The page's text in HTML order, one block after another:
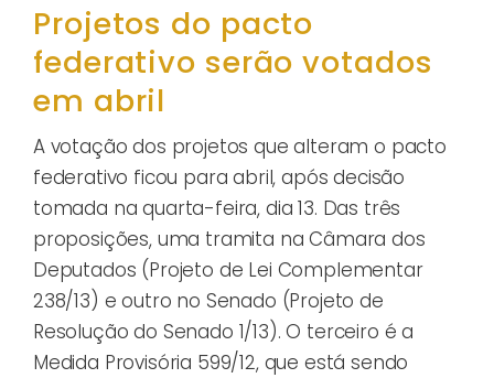
Projetos do pacto
federativo serão votados
em abril
A votação dos projetos que alteram o pacto
federativo ficou para abril, após decisão
tomada na quarta-feira, dia 13. Das três
proposições, uma tramita na Câmara dos
Deputados (Projeto de Lei Complementar
238/13) e outro no Senado (Projeto de
Resolução do Senado 1/13). O terceiro é a
Medida Provisória 599/12, que está sendo